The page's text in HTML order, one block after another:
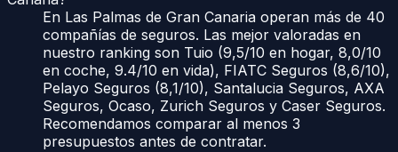
En Las Palmas de Gran Canaria operan más de 40
compañías de seguros. Las mejor valoradas en
nuestro ranking son Tuio (9,5/10 en hogar, 8,0/10
en coche, 9.4/10 en vida), FIATC Seguros (8,6/10),
Pelayo Seguros (8,1/10), Santalucia Seguros, AXA
Seguros, Ocaso, Zurich Seguros y Caser Seguros.
Recomendamos comparar al menos 3
presupuestos antes de contratar.